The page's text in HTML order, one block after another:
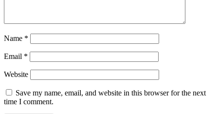
Name *
Email *
Website
Save my name, email, and website in this browser for the next
time I comment.